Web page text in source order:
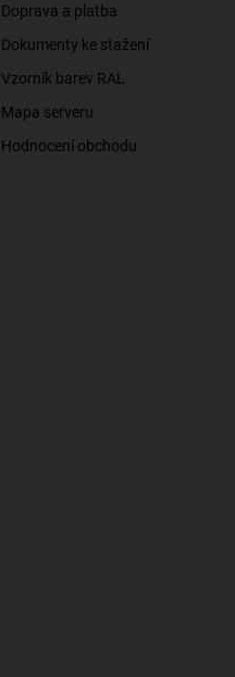
Doprava a platba
Dokumenty ke stažení
Vzorník barev RAL
Mapa serveru
Hodnocení obchodu